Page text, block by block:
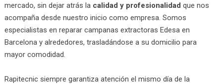
mercado, sin dejar atrás la calidad y profesionalidad que nos
acompaña desde nuestro inicio como empresa. Somos
especialistas en reparar campanas extractoras Edesa en
Barcelona y alrededores, trasladándose a su domicilio para
mayor comodidad.
Rapitecnic siempre garantiza atención el mismo día de la